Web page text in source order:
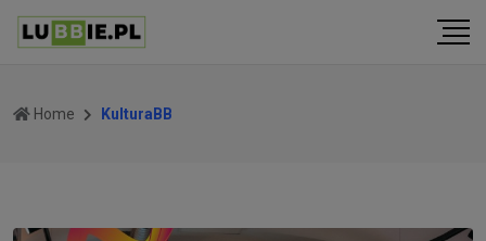
Home KulturaBB